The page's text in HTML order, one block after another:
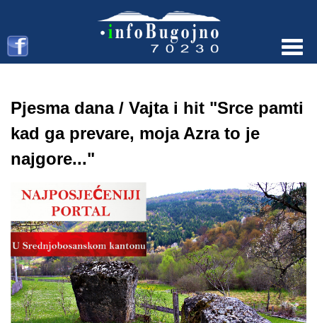
Pjesma dana / Vajta i hit "Srce pamti
kad ga prevare, moja Azra to je
najgore..."